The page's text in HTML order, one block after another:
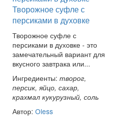
Творожное суфле с
персиками в духовке
Творожное суфле с
персиками в духовке - это
замечательный вариант для
вкусного завтрака или...
Ингредиенты: творог,
персик, яйцо, сахар,
крахмал кукурузный, соль
Автор: Oless